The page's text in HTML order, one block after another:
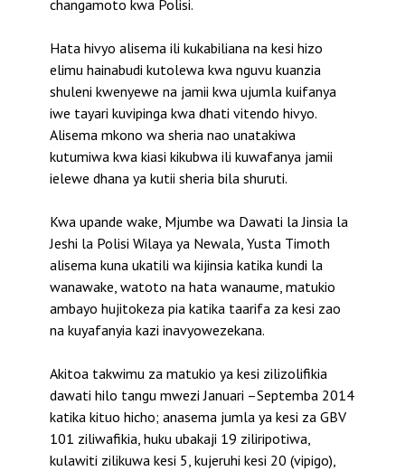
changamoto kwa Polisi.
Hata hivyo alisema ili kukabiliana na kesi hizo
elimu hainabudi kutolewa kwa nguvu kuanzia
shuleni kwenyewe na jamii kwa ujumla kuifanya
iwe tayari kuvipinga kwa dhati vitendo hivyo.
Alisema mkono wa sheria nao unatakiwa
kutumiwa kwa kiasi kikubwa ili kuwafanya jamii
ielewe dhana ya kutii sheria bila shuruti.
Kwa upande wake, Mjumbe wa Dawati la Jinsia la
Jeshi la Polisi Wilaya ya Newala, Yusta Timoth
alisema kuna ukatili wa kijinsia katika kundi la
wanawake, watoto na hata wanaume, matukio
ambayo hujitokeza pia katika taarifa za kesi zao
na kuyafanyia kazi inavyowezekana.
Akitoa takwimu za matukio ya kesi zilizolifikia
dawati hilo tangu mwezi Januari –Septemba 2014
katika kituo hicho; anasema jumla ya kesi za GBV
101 ziliwafikia, huku ubakaji 19 ziliripotiwa,
kulawiti zilikuwa kesi 5, kujeruhi kesi 20 (vipigo),